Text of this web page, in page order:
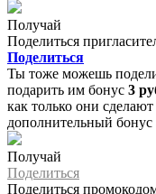
Получай
Поделиться
Поделиться
Ты тоже можешь
подарить им бонус 3
как только они
дополнительный бонус
Получай
Поделиться
Поделиться